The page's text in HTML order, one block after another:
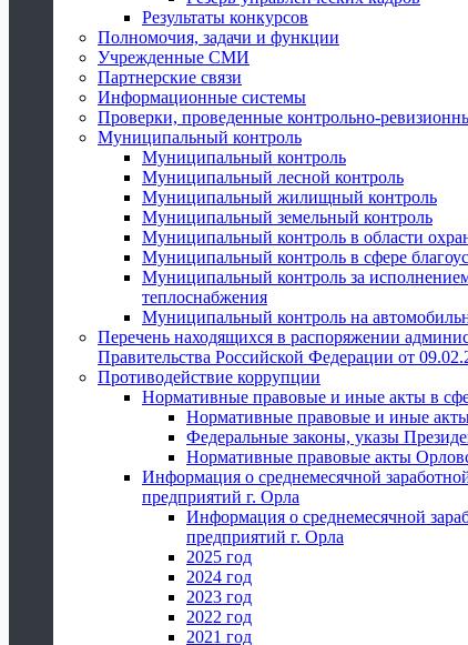
Результаты конкурсов
Полномочия, задачи и функции
Учрежденные СМИ
Партнерские связи
Информационные системы
Проверки, проведенные контрольно-
Муниципальный контроль
Муниципальный контроль
Муниципальный лесной контроль
Муниципальный жилищный контроль
Муниципальный земельный контроль
Муниципальный контроль в области
Муниципальный контроль в сфере
Муниципальный контроль за
теплоснабжения
Муниципальный контроль на
Перечень находящихся в распоряжении
Правительства Российской Федерации от
Противодействие коррупции
Нормативные правовые и иные акты в
Нормативные правовые и иные
Федеральные законы, указы
Нормативные правовые акты
Информация о среднемесячной
предприятий г. Орла
Информация о среднемесячной
предприятий г. Орла
2025 год
2024 год
2023 год
2022 год
2021 год